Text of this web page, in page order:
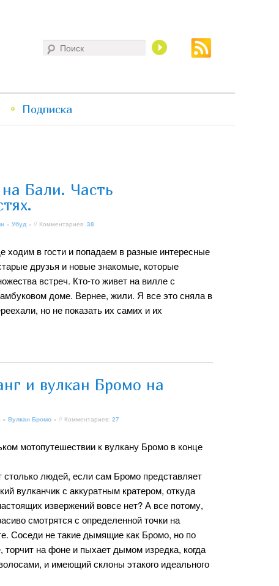
Подписка
Бали. Часть
» Убуд » // Комментариев: 38
ходим в гости и попадаем в разные интересные
друзья и новые знакомые, которые
встреч. Кто-то живет на вилле с
доме. Вернее, жили. Я все это сняла в
но не показать их самих и их
и вулкан Бромо на
» Вулкан Бромо » // Комментариев: 27
мотопутешествии к вулкану Бромо в конце
столько людей, если сам Бромо представляет
вулканчик с аккуратным кратером, откуда
извержений вовсе нет? А все потому,
смотрятся с определенной точки на
Соседи не такие дымящие как Бромо, но по
на фоне и пыхает дымом изредка, когда
и имеющий склоны этакого идеального